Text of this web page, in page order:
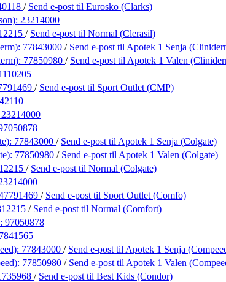
/ Send e-post til Eurosko (Clarks)
23214000
/ Send e-post til Normal (Clerasil)
77843000 / Send e-post til Apotek 1 Senja
77850980 / Send e-post til Apotek 1 Valen
/ Send e-post til Sport Outlet (CMP)
23214000
77843000 / Send e-post til Apotek 1 Senja (Colgate)
77850980 / Send e-post til Apotek 1 Valen (Colgate)
/ Send e-post til Normal (Colgate)
/ Send e-post til Sport Outlet (Comfo)
/ Send e-post til Normal (Comfort)
97050878
77843000 / Send e-post til Apotek 1 Senja
77850980 / Send e-post til Apotek 1 Valen
/ Send e-post til Best Kids (Condor)